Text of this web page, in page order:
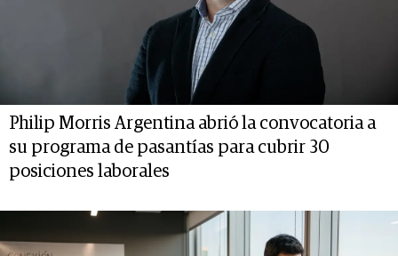
Philip Morris Argentina abrió la convocatoria a
su programa de pasantías para cubrir 30
posiciones laborales